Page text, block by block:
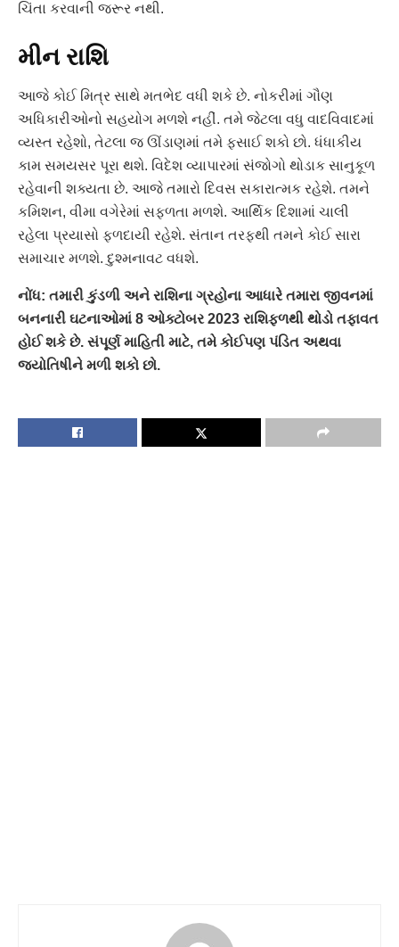
ચિંતા કરવાની જરૂર નથી.
મીન રાશિ
આજે કોઈ મિત્ર સાથે મતભેદ વધી શકે છે. નોકરીમાં ગૌણ
અધિકારીઓનો સહયોગ મળશે નહીં. તમે જેટલા વધુ વાદવિવાદમાં
વ્યસ્ત રહેશો, તેટલા જ ઊંડાણમાં તમે ફસાઈ શકો છો. ધંધાકીય
કામ સમયસર પૂરા થશે. વિદેશ વ્યાપારમાં સંજોગો થોડાક સાનુકૂળ
રહેવાની શક્યતા છે. આજે તમારો દિવસ સકારાત્મક રહેશે. તમને
કમિશન, વીમા વગેરેમાં સફળતા મળશે. આર્થિક દિશામાં ચાલી
રહેલા પ્રયાસો ફળદાયી રહેશે. સંતાન તરફથી તમને કોઈ સારા
સમાચાર મળશે. દુશ્મનાવટ વધશે.
નોંધ: તમારી કુંડળી અને રાશિના ગ્રહોના આધારે તમારા જીવનમાં
બનનારી ઘટનાઓમાં 8 ઓક્ટોબર 2023 રાશિફળથી થોડો તફાવત
હોઈ શકે છે. સંપૂર્ણ માહિતી માટે, તમે કોઈપણ પંડિત અથવા
જ્યોતિષીને મળી શકો છો.